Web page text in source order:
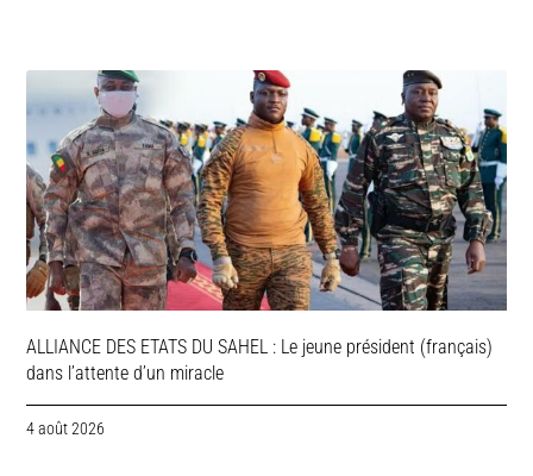
ALLIANCE DES ETATS DU SAHEL : Le jeune président (français)
dans l’attente d’un miracle
4 août 2026